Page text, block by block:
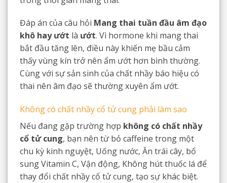
Đáp án của câu hỏi Mang thai tuần đầu âm đạo
khô hay ướt là ướt. Vì hormone khi mang thai
bắt đầu tăng lên, điều này khiến mẹ bầu cảm
thấy vùng kín trở nên ẩm ướt hơn bình thường.
Cùng với sự sản sinh của chất nhầy báo hiệu có
thai nên âm đạo sẽ thường xuyên ẩm ướt.
Không có chất nhầy cổ tử cung phải làm sao
Nếu đang gặp trường hợp không có chất nhầy
cổ tử cung, bạn nên từ bỏ caffeine trong một
chu kỳ kinh nguyệt, Uống nước, Ăn trái cây, bổ
sung Vitamin C, Vận động, Không hút thuốc lá để
thay đổi chất nhầy cổ tử cung, tạo sự khác biệt.